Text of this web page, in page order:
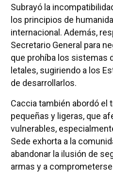
Subrayó la
los principios de
internacional. Además,
Secretario General para
que prohíba los sistemas
letales, sugiriendo a los
de desarrollarlos.
Caccia también abordó el
pequeñas y ligeras, que
vulnerables,
Sede exhorta a la
abandonar la ilusión de
armas y a